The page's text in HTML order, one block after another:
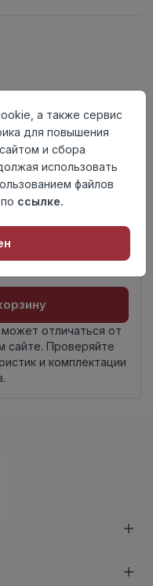
отличаться от
сайте. Проверяйте
и комплектации
а также сервис
для повышения
и сбора
использовать
файлов
ссылке.